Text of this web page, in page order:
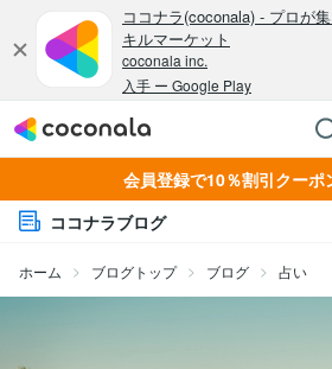
会員登録で10％割引クーポ
ココナラブログ
ホーム ブログトップ ブログ 占い